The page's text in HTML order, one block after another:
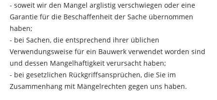
- soweit wir den Mangel arglistig verschwiegen oder eine
Garantie für die Beschaffenheit der Sache übernommen
haben;
- bei Sachen, die entsprechend ihrer üblichen
Verwendungsweise für ein Bauwerk verwendet worden sind
und dessen Mangelhaftigkeit verursacht haben;
- bei gesetzlichen Rückgriffsansprüchen, die Sie im
Zusammenhang mit Mängelrechten gegen uns haben.